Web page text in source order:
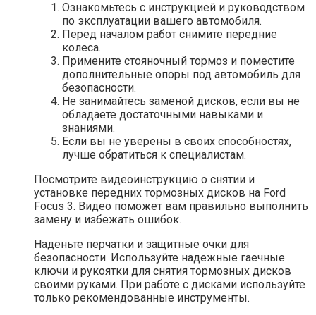
Ознакомьтесь с инструкцией и руководством
по эксплуатации вашего автомобиля.
Перед началом работ снимите передние
колеса.
Примените стояночный тормоз и поместите
дополнительные опоры под автомобиль для
безопасности.
Не занимайтесь заменой дисков, если вы не
обладаете достаточными навыками и
знаниями.
Если вы не уверены в своих способностях,
лучше обратиться к специалистам.
Посмотрите видеоинструкцию о снятии и
установке передних тормозных дисков на Ford
Focus 3. Видео поможет вам правильно выполнить
замену и избежать ошибок.
Наденьте перчатки и защитные очки для
безопасности. Используйте надежные гаечные
ключи и рукоятки для снятия тормозных дисков
своими руками. При работе с дисками используйте
только рекомендованные инструменты.